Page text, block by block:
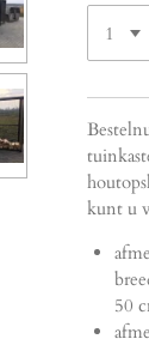
kunt u
50